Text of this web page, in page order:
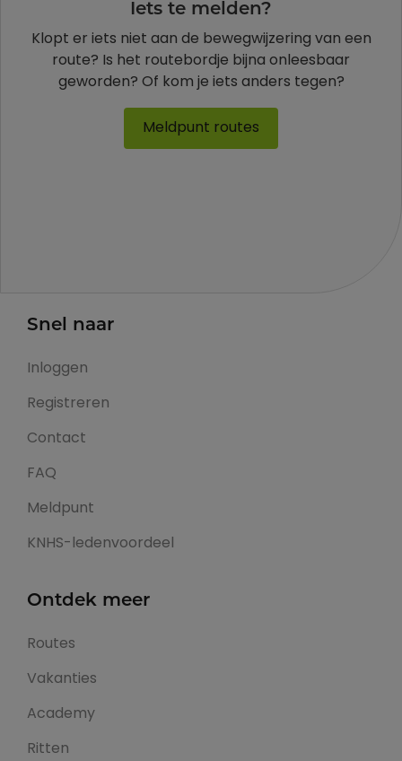
Iets te melden?
Klopt er iets niet aan de bewegwijzering van een
route? Is het routebordje bijna onleesbaar
geworden? Of kom je iets anders tegen?
Meldpunt routes
Snel naar
Inloggen
Registreren
Contact
FAQ
Meldpunt
KNHS-ledenvoordeel
Ontdek meer
Routes
Vakanties
Academy
Ritten